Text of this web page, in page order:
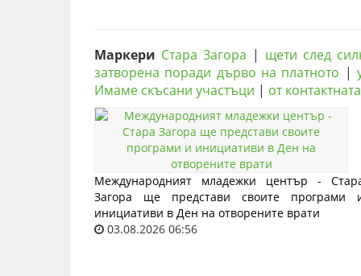
Маркери Стара Загора | щети след
затворена поради дърво на платното |
Имаме скъсани участъци | от
Международният младежки център -
Загора ще представи своите програми
инициативи в Ден на отворените врати
03.08.2026 06:56